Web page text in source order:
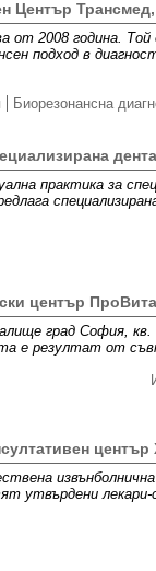
Център
2008 година.
подход в
Биорезонансна
практика за
център
град София,
e резултат от
утвърдени